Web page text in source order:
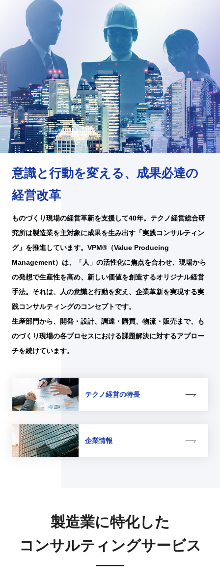
意識と行動を変える、成果必達の
経営改革
ものづくり現場の経営革新を支援して40年。テクノ経営総合研
究所は製造業を主対象に成果を生み出す「実践コンサルティン
グ」を推進しています。VPM®（Value Producing
Management）は、「人」の活性化に焦点を合わせ、現場から
の発想で生産性を高め、新しい価値を創造するオリジナル経営
手法。それは、人の意識と行動を変え、企業革新を実現する実
践コンサルティングのコンセプトです。
生産部門から、開発・設計、調達・購買、物流・販売まで、も
のづくり現場の各プロセスにおける課題解決に対するアプロー
チを続けています。
テクノ経営の特長
企業情報
製造業に特化した
コンサルティングサービス